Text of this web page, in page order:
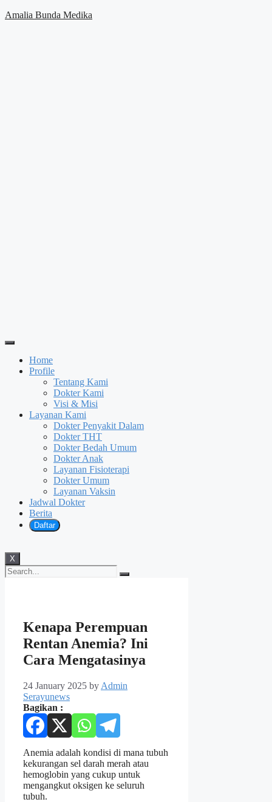
Skip
Amalia Bunda Medika
Home
Profile
Tentang Kami
Dokter Kami
Visi & Misi
Layanan Kami
Dokter Penyakit Dalam
Dokter THT
Dokter Bedah Umum
Dokter Anak
Layanan Fisioterapi
Dokter Umum
Layanan Vaksin
Jadwal Dokter
Berita
Daftar
X
Kenapa Perempuan
Rentan Anemia? Ini
Cara Mengatasinya
24 January 2025 by Admin
Serayunews
Bagikan :
Anemia adalah kondisi di mana tubuh
kekurangan sel darah merah atau
hemoglobin yang cukup untuk
mengangkut oksigen ke seluruh
tubuh.